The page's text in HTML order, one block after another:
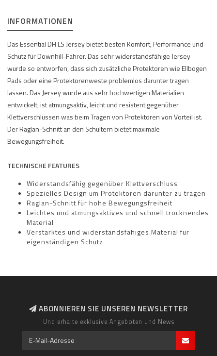
INFORMATIONEN
Das Essential DH LS Jersey bietet besten Komfort, Performance und
Schutz für Downhill-Fahrer. Das sehr widerstandsfähige Jersey
wurde so entworfen, dass sich zusätzliche Protektoren wie Ellbogen
Pads oder eine Protektorenweste problemlos darunter tragen
lassen. Das Jersey wurde aus sehr hochwertigen Materialien
entwickelt, ist atmungsaktiv, leicht und resistent gegenüber
Klettverschlüssen was beim Tragen von Protektoren von Vorteil ist.
Der Raglan-Schnitt an den Schultern bietet maximale
Bewegungsfreiheit.
TECHNISCHE FEATURES
Widerstandsfähig gegenüber Klettverschluss
Spezielles Design um Protektoren darunter zu tragen
Raglan-Schnitt für hohe Bewegungsfreiheit
Leichtes und atmungsaktives und schnell trocknendes
Material
Verstärktes und widerstandsfähiges Material für
eigenständigen Schutz
ABONNIEREN SIE UNSEREN NEWSLETTER
Und erhalte exklusive Angeboten und News